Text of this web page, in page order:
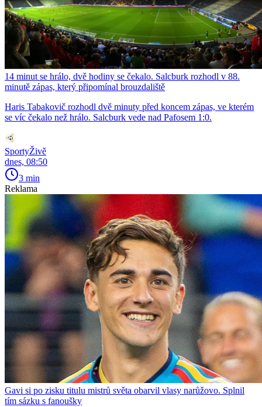
14 minut se hrálo, dvě hodiny se čekalo. Salcburk rozhodl v 88.
minutě zápas, který připomínal brouzdaliště
Haris Tabakovič rozhodl dvě minuty před koncem zápas, ve kterém
se víc čekalo než hrálo. Salcburk vede nad Pafosem 1:0.
SportyŽivě
dnes, 08:50
3 min
Reklama
Gavi si po zisku titulu mistrů světa obarvil vlasy narůžovo. Splnil
tím sázku s fanoušky